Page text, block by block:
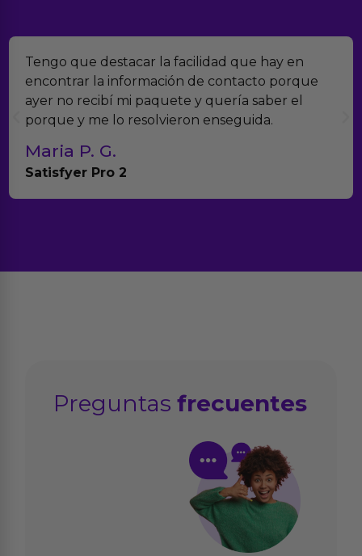
Tengo que destacar la facilidad que hay en
encontrar la información de contacto porque
ayer no recibí mi paquete y quería saber el
porque y me lo resolvieron enseguida.
Maria P. G.
Satisfyer Pro 2
Preguntasfrecuentes